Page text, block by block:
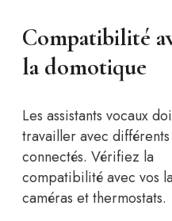
Compatibilité
la domotique
Les assistants vocaux
travailler avec
connectés. Vérifiez la
compatibilité avec vos
caméras et thermostats.